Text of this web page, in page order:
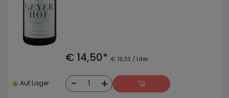
€ 14,50* € 19,33 / Liter
Auf Lager - 1 +